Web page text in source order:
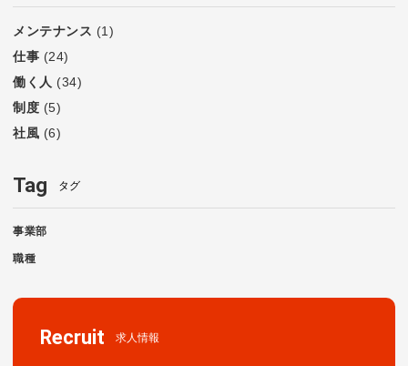
メンテナンス (1)
仕事 (24)
働く人 (34)
制度 (5)
社風 (6)
Tag タグ
事業部
職種
Recruit 求人情報